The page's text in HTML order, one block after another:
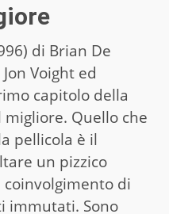
di Brian De
Voight ed
capitolo della
Quello che
pellicola è il
un pizzico
di
immutati. Sono